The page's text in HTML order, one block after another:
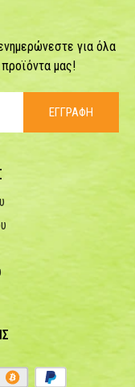
για όλα
μας!
ΕΓΓΡΑΦΗ